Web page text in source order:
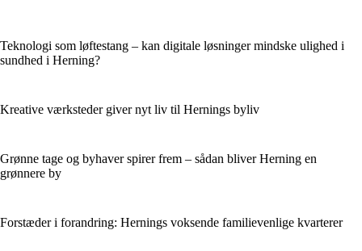
Teknologi som løftestang – kan digitale løsninger mindske ulighed i
sundhed i Herning?
Kreative værksteder giver nyt liv til Hernings byliv
Grønne tage og byhaver spirer frem – sådan bliver Herning en
grønnere by
Forstæder i forandring: Hernings voksende familievenlige kvarterer